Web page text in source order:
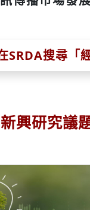
SRDA搜尋「
新興研究議